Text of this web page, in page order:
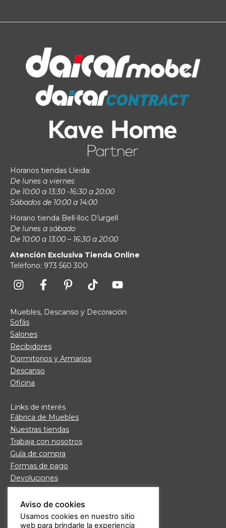
Horarios tiendas Lleida:
De lunes a viernes
De 10:00 a 13:30 -16:30 a 20:00
Sábados de 10:00 a 14:00
Horario tienda Bell-lloc D’urgell
De lunes a sábado
De 10:00 a 13:00 – 16:30 a 20:00
Atención Exclusiva Tienda Online
Teléfono: 973 560 300
Muebles, Descanso y Decoración
Sofás
Salones
Recibidores
Dormitorios y Armarios
Descanso
Oficina
Links de interés
Fábrica de Muebles
Nuestras tiendas
Trabaja con nosotros
Guía de compra
Formas de pago
Devoluciones
Garantía Daicar
Preguntas frecuentes
Atención al cliente
Aviso de cookies
Usamos cookies en nuestro sitio
web para brindarle la experiencia